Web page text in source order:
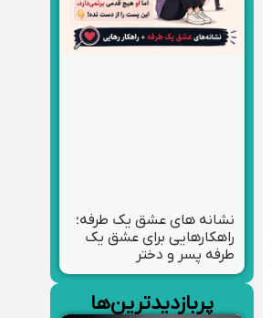
نشانه های عشق یک طرفه؛
راهکارهایی برای عشق یک
طرفه پسر و دختر
پربازدیدترین‌ها